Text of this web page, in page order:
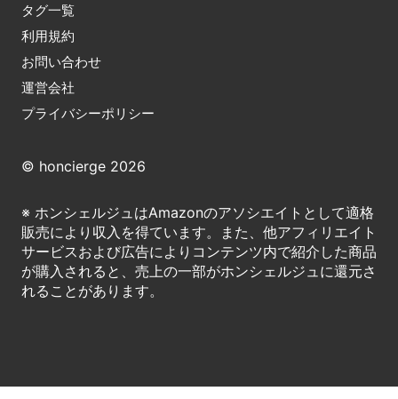
タグ一覧
利用規約
お問い合わせ
運営会社
プライバシーポリシー
© honcierge 2026
※ ホンシェルジュはAmazonのアソシエイトとして適格
販売により収入を得ています。また、他アフィリエイト
サービスおよび広告によりコンテンツ内で紹介した商品
が購入されると、売上の一部がホンシェルジュに還元さ
れることがあります。